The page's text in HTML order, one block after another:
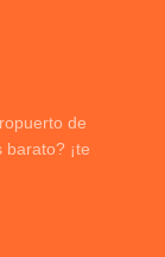
de
barato? ¡te